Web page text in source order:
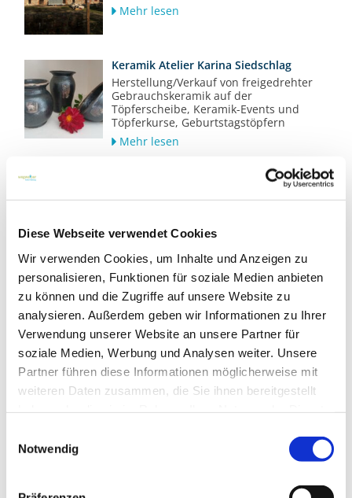
Diese Webseite verwendet Cookies
Wir verwenden Cookies, um Inhalte und Anzeigen zu
personalisieren, Funktionen für soziale Medien anbieten
zu können und die Zugriffe auf unsere Website zu
analysieren. Außerdem geben wir Informationen zu Ihrer
Verwendung unserer Website an unsere Partner für
soziale Medien, Werbung und Analysen weiter. Unsere
Partner führen diese Informationen möglicherweise mit
weiteren Daten zusammen, die Sie ihnen bereitgestellt
Notwendig
Mehr lesen
Keramik Atelier Karina Siedschlag
Herstellung/Verkauf von freigedrehter
Gebrauchskeramik auf der
Töpferscheibe, Keramik-Events und
Töpferkurse, Geburtstagstöpfern
Mehr lesen
Mehr lesen
ACZ Manufaktur_Flaeming
Werkstaetten
Zusammenschluss von
Kulturschaffenden, Kfz-
Schrauber:innen, Handwerkenden und
Forschenden - Vermietung von Flächen
Mehr lesen
Seminarköchin
Kanal/Medium: Begleitung von inneren